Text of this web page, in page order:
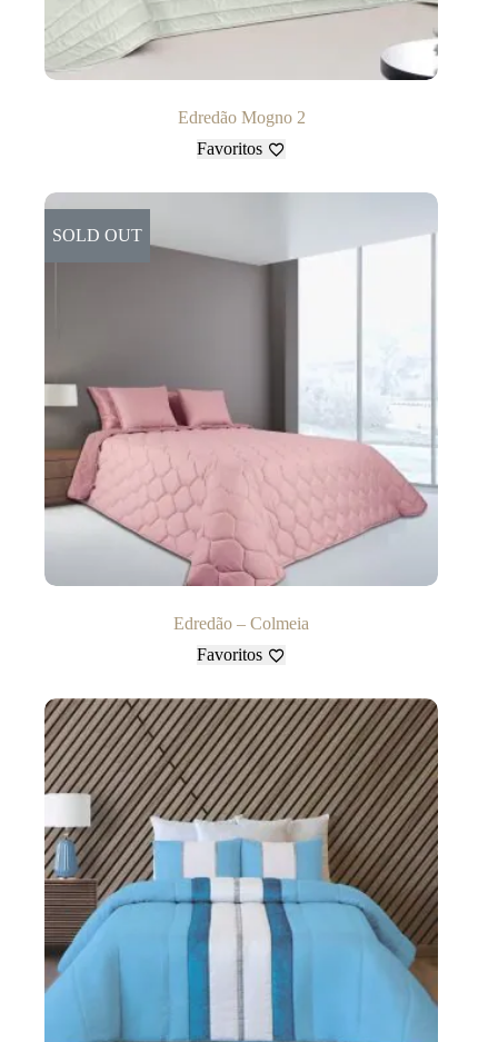
Edredão Mogno 2
Favoritos
SOLD OUT
Edredão – Colmeia
Favoritos